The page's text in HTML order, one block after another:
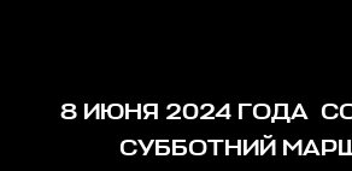
8 ИЮНЯ 2024 ГОДА
СУББОТНИЙ